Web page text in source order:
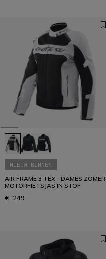
NIEUW BINNEN
AIR FRAME 3 TEX - DAMES ZOMER
MOTORFIETSJAS IN STOF
€ 249